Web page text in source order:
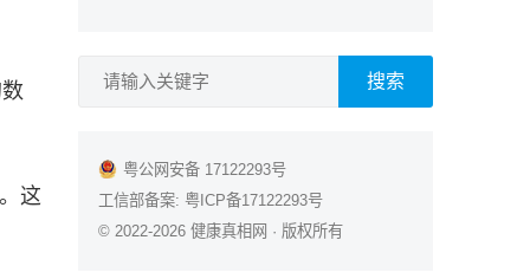
这
搜索
粤公网安备 17122293号
工信部备案: 粤ICP备17122293号
© 2022-2026 健康真相网 · 版权所有